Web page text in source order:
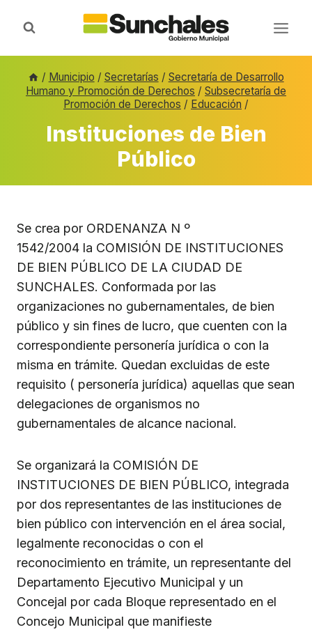
/ Municipio / Secretarías / Secretaría de Desarrollo
Humano y Promoción de Derechos / Subsecretaría de
Promoción de Derechos / Educación /
Instituciones de Bien
Público
Se crea por ORDENANZA N º
1542/2004 la COMISIÓN DE INSTITUCIONES
DE BIEN PÚBLICO DE LA CIUDAD DE
SUNCHALES. Conformada por las
organizaciones no gubernamentales, de bien
público y sin fines de lucro, que cuenten con la
correspondiente personería jurídica o con la
misma en trámite. Quedan excluidas de este
requisito ( personería jurídica) aquellas que sean
delegaciones de organismos no
gubernamentales de alcance nacional.
Se organizará la COMISIÓN DE
INSTITUCIONES DE BIEN PÚBLICO, integrada
por dos representantes de las instituciones de
bien público con intervención en el área social,
legalmente reconocidas o con el
reconocimiento en trámite, un representante del
Departamento Ejecutivo Municipal y un
Concejal por cada Bloque representado en el
Concejo Municipal que manifieste